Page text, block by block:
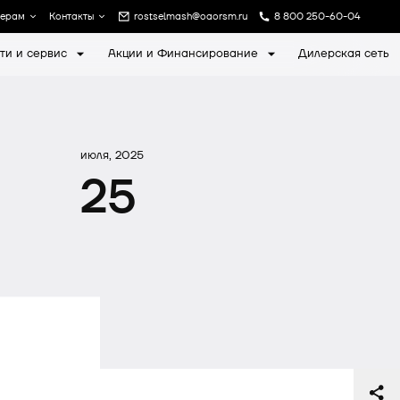
Контакты rostselmash@oaorsm.ru 8 800 250-60-04
и сервис Акции и Финансирование Дилерская сеть
июля, 2025
25